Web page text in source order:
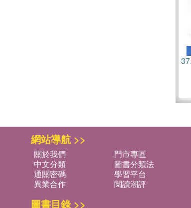
37.
網站導航 >>
關於我們 門市專區
中文分類
圖書分類法
通關密碼
學習平台
異業合作
閱讀潮評
圖書目錄 >>